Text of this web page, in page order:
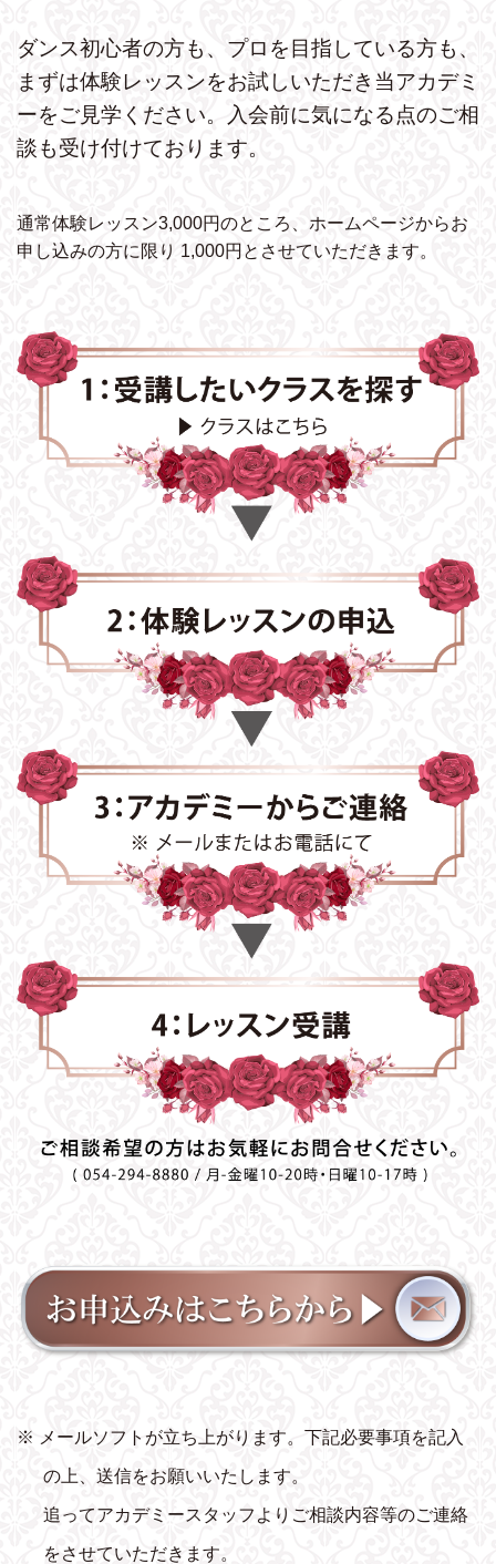
ダンス初心者の方も、プロを目指している方も、
まずは体験レッスンをお試しいただき 当アカデミ
ーをご見学ください。
入会前に気になる点のご相
談も受け付けております。
通常体験レッスン3,000円のところ、ホームページからお
申し込みの方に限り 1,000円とさせていただきます。
※ メールソフトが立ち上がります。下記必要事項を記入
の上、送信をお願いいたします。
追ってアカデミースタッフよりご相談内容等のご連絡
をさせていただきます。